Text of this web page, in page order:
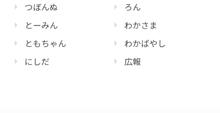
つぼんぬ
とーみん
ともちゃん
にしだ
ろん
わかさま
わかばやし
広報